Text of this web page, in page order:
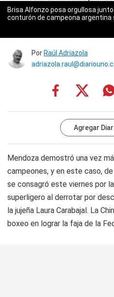
Brisa Alfonzo posa orgullosa
conturón de campeona argentina
Por Raúl Adriazola
Agregar
Mendoza demostró una vez
campeones, y en este caso,
se consagró este viernes por
superligero al derrotar por
la jujeña Laura Carabajal. La
boxeo en lograr la faja de la